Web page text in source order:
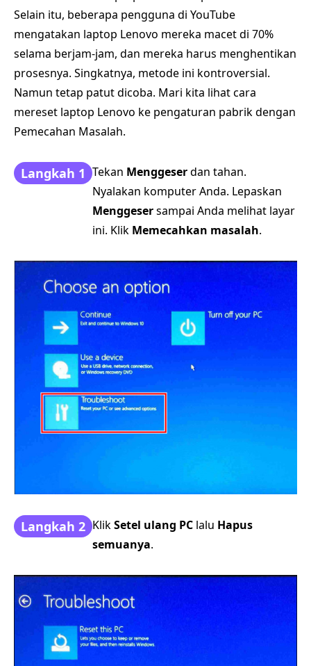
Selain itu, beberapa pengguna di YouTube
mengatakan laptop Lenovo mereka macet di 70%
selama berjam-jam, dan mereka harus menghentikan
prosesnya. Singkatnya, metode ini kontroversial.
Namun tetap patut dicoba. Mari kita lihat cara
mereset laptop Lenovo ke pengaturan pabrik dengan
Pemecahan Masalah.
Langkah 1 Tekan Menggeserdan tahan.
Nyalakan komputer Anda. Lepaskan
Menggesersampai Anda melihat layar
ini. Klik Memecahkan masalah.
Langkah 2 KlikSetel ulang PC lalu Hapus
semuanya.